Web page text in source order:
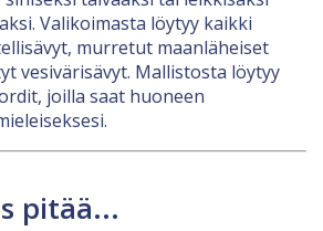
Valikoimasta löytyy kaikki
murretut maanläheiset
vesivärisävyt. Mallistosta löytyy
joilla saat huoneen
pitää...